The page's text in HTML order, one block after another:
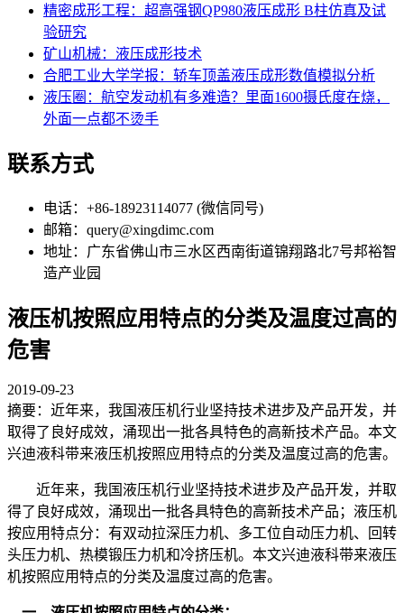
精密成形工程：超高强钢QP980液压成形 B柱仿真及试
验研究
矿山机械：液压成形技术
合肥工业大学学报：轿车顶盖液压成形数值模拟分析
液压圈：航空发动机有多难造？里面1600摄氏度在烧，
外面一点都不烫手
联系方式
电话：+86-18923114077 (微信同号)
邮箱：query@xingdimc.com
地址：广东省佛山市三水区西南街道锦翔路北7号邦裕智
造产业园
液压机按照应用特点的分类及温度过高的
危害
2019-09-23
摘要：近年来，我国液压机行业坚持技术进步及产品开发，并
取得了良好成效，涌现出一批各具特色的高新技术产品。本文
兴迪液科带来液压机按照应用特点的分类及温度过高的危害。
近年来，我国液压机行业坚持技术进步及产品开发，并取
得了良好成效，涌现出一批各具特色的高新技术产品；液压机
按应用特点分：有双动拉深压力机、多工位自动压力机、回转
头压力机、热模锻压力机和冷挤压机。本文兴迪液科带来液压
机按照应用特点的分类及温度过高的危害。